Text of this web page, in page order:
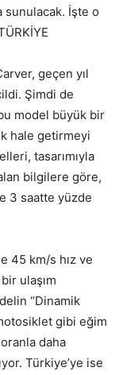
sunulacak. İşte o
geçen yıl
Şimdi de
model büyük bir
hale getirmeyi
tasarımıyla
bilgilere göre,
3 saatte yüzde
45 km/s hız ve
ulaşım
“Dinamik
gibi eğim
daha
Türkiye’ye ise